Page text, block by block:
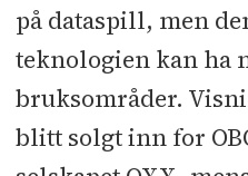
på dataspill, men
teknologien kan ha
bruksområder.
blitt solgt inn for